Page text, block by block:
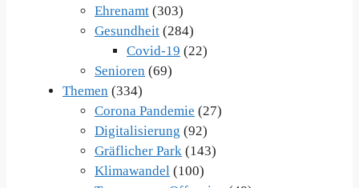
Ehrenamt (303)
Gesundheit (284)
Covid-19 (22)
Senioren (69)
Themen (334)
Corona Pandemie (27)
Digitalisierung (92)
Gräflicher Park (143)
Klimawandel (100)